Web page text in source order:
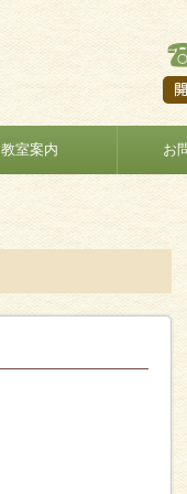
教室案内 お